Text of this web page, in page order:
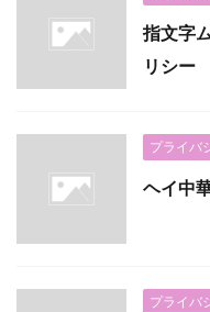
指文字
リシー
プライバ
ヘイ中
プライバ